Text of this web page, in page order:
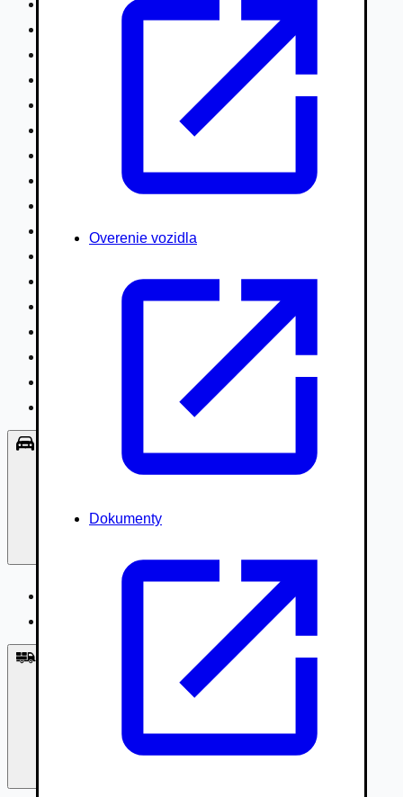
Overenie vozidla
Dokumenty
Nákladné vozidlá nad 7,5t
Vodné/Snežné skútre, štvorkolky
Poľnohospodárske vozidlá / stroje
Hydraulické ruky autožeriavy
Špeciály/nosiče kontajnerov
Návesy/prívesy nadstavby
Lode/člny, lietadlá/vznášadlá
Príslušenstvo, Oblečenie